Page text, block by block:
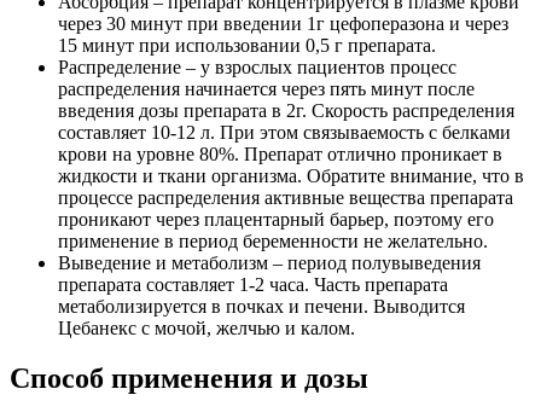
через 30 минут при введении 1г цефоперазона и через
15 минут при использовании 0,5 г препарата.
Распределение – у взрослых пациентов процесс
распределения начинается через пять минут после
введения дозы препарата в 2г. Скорость распределения
составляет 10-12 л. При этом связываемость с белками
крови на уровне 80%. Препарат отлично проникает в
жидкости и ткани организма. Обратите внимание, что в
процессе распределения активные вещества препарата
проникают через плацентарный барьер, поэтому его
применение в период беременности не желательно.
Выведение и метаболизм – период полувыведения
препарата составляет 1-2 часа. Часть препарата
метаболизируется в почках и печени. Выводится
Цебанекс с мочой, желчью и калом.
Способ применения и дозы